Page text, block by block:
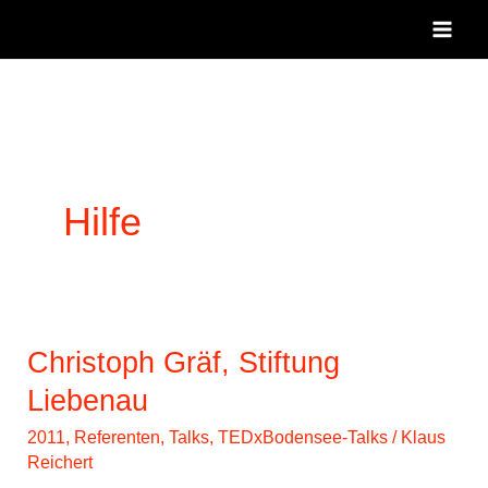
Hilfe
Christoph Gräf, Stiftung
Liebenau
2011, Referenten,Talks,TEDxBodensee-Talks / Klaus
Reichert